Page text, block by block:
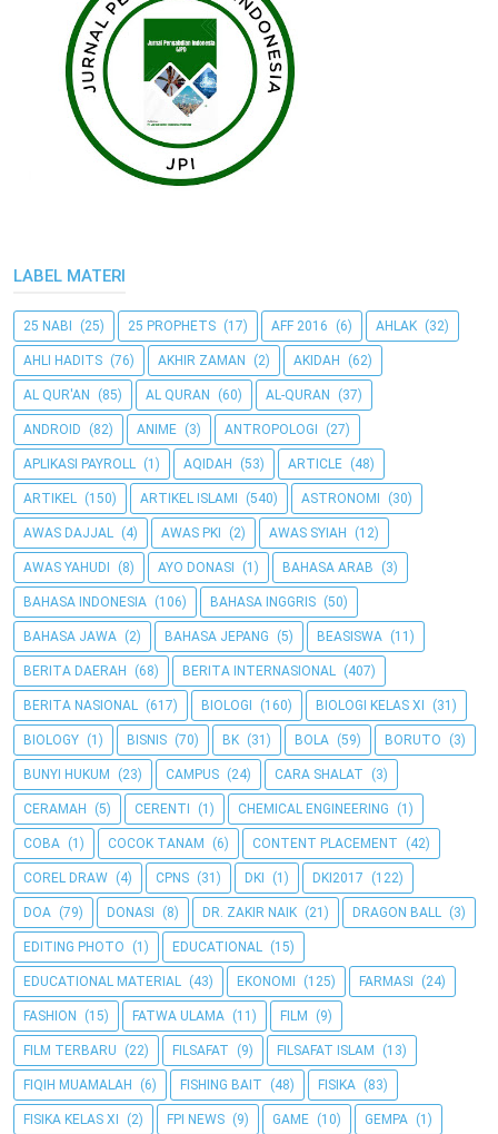
LABEL MATERI
25 NABI (25) 25 PROPHETS (17) AFF 2016 (6) AHLAK (32)
AHLI HADITS (76) AKHIR ZAMAN (2) AKIDAH (62)
AL QUR'AN (85) AL QURAN (60) AL-QURAN (37)
ANDROID (82) ANIME (3) ANTROPOLOGI (27)
APLIKASI PAYROLL (1) AQIDAH (53) ARTICLE (48)
ARTIKEL (150) ARTIKEL ISLAMI (540) ASTRONOMI (30)
AWAS DAJJAL (4) AWAS PKI (2) AWAS SYIAH (12)
AWAS YAHUDI (8) AYO DONASI (1) BAHASA ARAB (3)
BAHASA INDONESIA (106) BAHASA INGGRIS (50)
BAHASA JAWA (2) BAHASA JEPANG (5) BEASISWA (11)
BERITA DAERAH (68) BERITA INTERNASIONAL (407)
BERITA NASIONAL (617) BIOLOGI (160) BIOLOGI KELAS XI (31)
BIOLOGY (1) BISNIS (70) BK (31) BOLA (59) BORUTO (3)
BUNYI HUKUM (23) CAMPUS (24) CARA SHALAT (3)
CERAMAH (5) CERENTI (1) CHEMICAL ENGINEERING (1)
COBA (1) COCOK TANAM (6) CONTENT PLACEMENT (42)
COREL DRAW (4) CPNS (31) DKI (1) DKI2017 (122)
DOA (79) DONASI (8) DR. ZAKIR NAIK (21) DRAGON BALL (3)
EDITING PHOTO (1) EDUCATIONAL (15)
EDUCATIONAL MATERIAL (43) EKONOMI (125) FARMASI (24)
FASHION (15) FATWA ULAMA (11) FILM (9)
FILM TERBARU (22) FILSAFAT (9) FILSAFAT ISLAM (13)
FIQIH MUAMALAH (6) FISHING BAIT (48) FISIKA (83)
FISIKA KELAS XI (2) FPI NEWS (9) GAME (10) GEMPA (1)